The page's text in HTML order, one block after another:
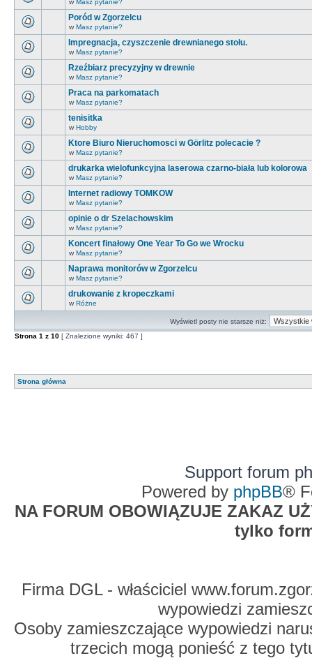
w Masz pytanie?
Poród w Zgorzelcu
w Masz pytanie?
Impregnacja, czyszczenie drewnianego stołu.
w Masz pytanie?
Rzeźbiarz precyzyjny w drewnie
w Masz pytanie?
Praca na parkomatach
w Masz pytanie?
tenisitka
w Hobby
Ktore Biuro Nieruchomosci w Görlitz polecacie ?
w Masz pytanie?
drukarka wielofunkcyjna laserowa czarno-biała lub kolorowa
w Masz pytanie?
Internet radiowy TOMKOW
w Masz pytanie?
opinie o dr Szelachowskim
w Masz pytanie?
Koncert finałowy One Year To Go we Wrocku
w Masz pytanie?
Naprawa monitorów w Zgorzelcu
w Masz pytanie?
drukowanie z kropeczkami
w Różne
Wyświetl posty nie starsze niż:
Strona 1 z 10 [ Znalezione wyniki: 467 ]
Strona główna
Support forum
Powered by phpBB®
NA FORUM OBOWIĄZUJE ZAKAZ
tylko
Firma DGL - właściciel
wypowiedzi
Osoby zamieszczające wypowiedzi
trzecich mogą ponieść z tego